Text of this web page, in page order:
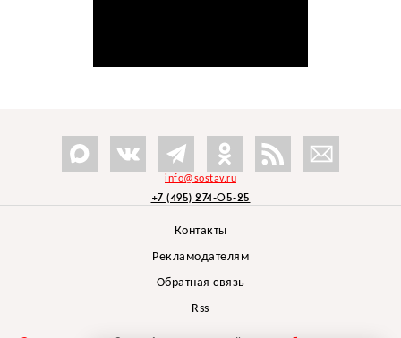
info@sostav.ru
+7 (495) 274-05-25
Контакты
Рекламодателям
Обратная связь
Rss